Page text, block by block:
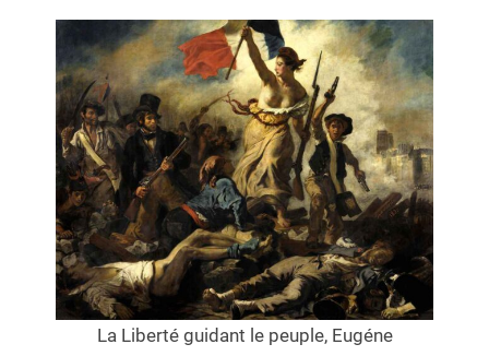
La Liberté guidant le peuple, Eugéne